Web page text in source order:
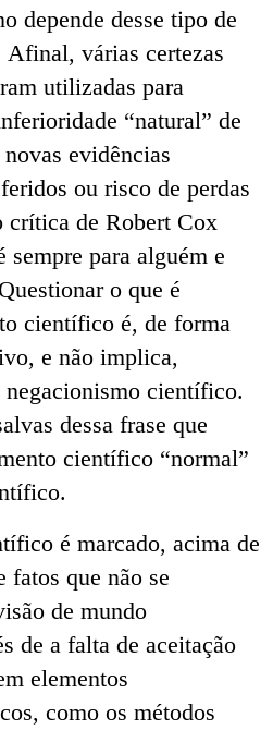
depende desse tipo de
Afinal, várias certezas
utilizadas para
“natural” de
evidências
ou risco de perdas
crítica de Robert Cox
sempre para alguém e
o que é
científico é, de forma
e não implica,
negacionismo científico.
dessa frase que
científico “normal”
é marcado, acima de
fatos que não se
de mundo
de a falta de aceitação
elementos
como os métodos